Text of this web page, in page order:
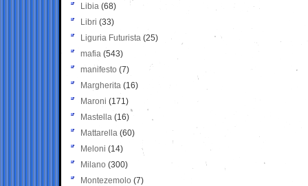
Libia (68)
Libri (33)
Liguria Futurista (25)
mafia (543)
manifesto (7)
Margherita (16)
Maroni (171)
Mastella (16)
Mattarella (60)
Meloni (14)
Milano (300)
Montezemolo (7)